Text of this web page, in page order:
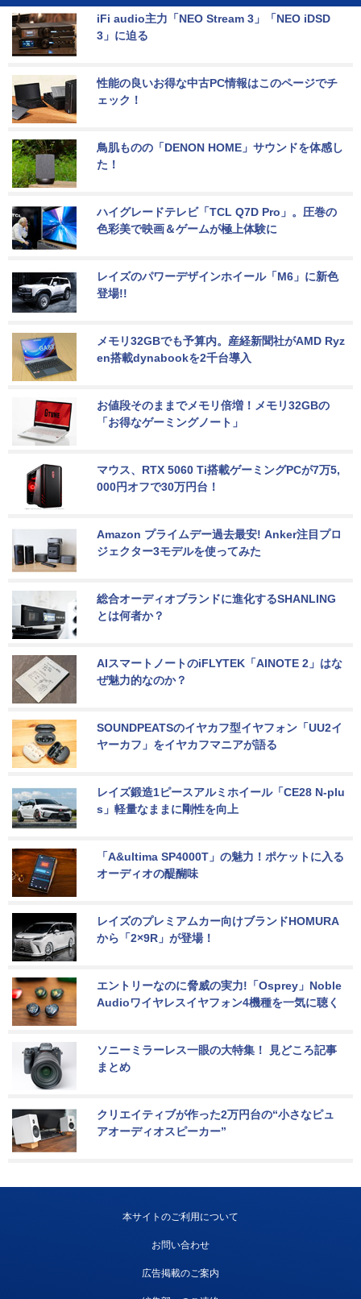
iFi audio主力「NEO Stream 3」「NEO iDSD
3」に迫る
性能の良いお得な中古PC情報はこのページでチ
ェック！
鳥肌ものの「DENON HOME」サウンドを体感し
た！
ハイグレードテレビ「TCL Q7D Pro」。圧巻の
色彩美で映画＆ゲームが極上体験に
レイズのパワーデザインホイール「M6」に新色
登場!!
メモリ32GBでも予算内。産経新聞社がAMD Ryz
en搭載dynabookを2千台導入
お値段そのままでメモリ倍増！メモリ32GBの
「お得なゲーミングノート」
マウス、RTX 5060 Ti搭載ゲーミングPCが7万5,
000円オフで30万円台！
Amazon プライムデー過去最安! Anker注目プロ
ジェクター3モデルを使ってみた
総合オーディオブランドに進化するSHANLING
とは何者か？
AIスマートノートのiFLYTEK「AINOTE 2」はな
ぜ魅力的なのか？
SOUNDPEATSのイヤカフ型イヤフォン「UU2イ
ヤーカフ」をイヤカフマニアが語る
レイズ鍛造1ピースアルミホイール「CE28 N-plu
s」軽量なままに剛性を向上
「A&ultima SP4000T」の魅力！ポケットに入る
オーディオの醍醐味
レイズのプレミアムカー向けブランドHOMURA
から「2×9R」が登場！
エントリーなのに脅威の実力!「Osprey」Noble
Audioワイヤレスイヤフォン4機種を一気に聴く
ソニーミラーレス一眼の大特集！ 見どころ記事
まとめ
クリエイティブが作った2万円台の“小さなピュ
アオーディオスピーカー”
本サイトのご利用について
お問い合わせ
広告掲載のご案内